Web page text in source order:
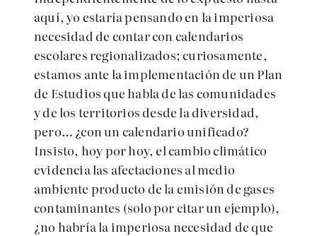
aquí, yo estaría pensando en la imperiosa
necesidad de contar con calendarios
escolares regionalizados; curiosamente,
estamos ante la implementación de un Plan
de Estudios que habla de las comunidades
y de los territorios desde la diversidad,
pero… ¿con un calendario unificado?
Insisto, hoy por hoy, el cambio climático
evidencia las afectaciones al medio
ambiente producto de la emisión de gases
contaminantes (solo por citar un ejemplo),
¿no habría la imperiosa necesidad de que